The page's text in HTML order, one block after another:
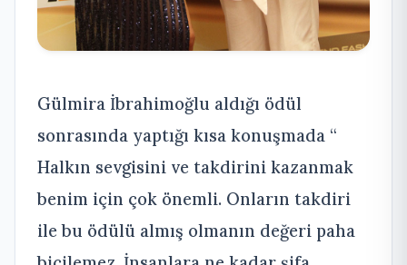
Gülmira İbrahimoğlu aldığı ödül
sonrasında yaptığı kısa konuşmada “
Halkın sevgisini ve takdirini kazanmak
benim için çok önemli. Onların takdiri
ile bu ödülü almış olmanın değeri paha